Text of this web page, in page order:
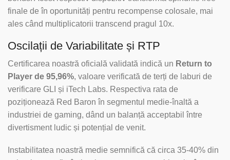
finale de în oportunități pentru recompense colosale, mai
ales când multiplicatorii transcend pragul 10x.
Oscilații de Variabilitate și RTP
Certificarea noastră oficială validată indică un Return to
Player de 95,96%, valoare verificată de terți de laburi de
verificare GLI și iTech Labs. Respectiva rata de
poziționează Red Baron în segmentul medie-înaltă a
industriei de gaming, dând un balanță acceptabil între
divertisment ludic și potențial de venit.
Instabilitatea noastră medie semnifică că circa 35-40% din